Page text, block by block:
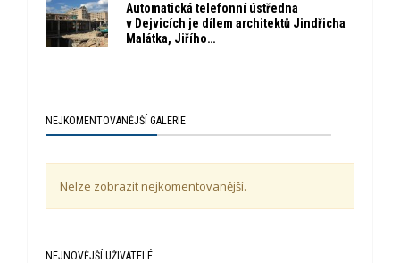
Automatická telefonní ústředna
v Dejvicích je dílem architektů Jindřicha
Malátka, Jiřího…
NEJKOMENTOVANĚJŠÍ GALERIE
Nelze zobrazit nejkomentovanější.
NEJNOVĚJŠÍ UŽIVATELÉ